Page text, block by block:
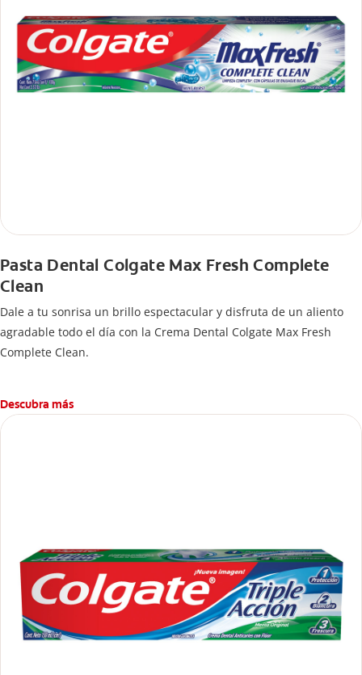
Pasta Dental Colgate Max Fresh Complete
Clean
Dale a tu sonrisa un brillo espectacular y disfruta de un aliento
agradable todo el día con la Crema Dental Colgate Max Fresh
Complete Clean.
Descubra más